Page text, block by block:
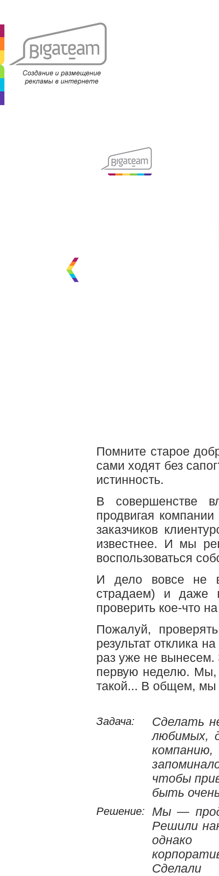
Помните старое
сами ходят без
истинность.
В совершенстве
продвигая
заказчиков
известнее. И мы
воспользоваться
И дело вовсе не в
страдаем) и даже
проверить кое-что
Пожалуй,
результат отклика
раз уже не вынесем.
первую неделю. Мы,
такой... В общем, мы
Задача:
Сделать
любимых,
чтобы
быть
Решение:
Мы —
Решили
однако
Сделали